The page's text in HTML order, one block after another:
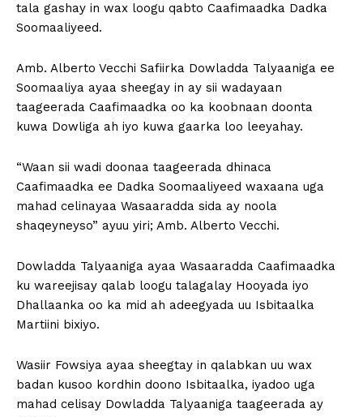
tala gashay in wax loogu qabto Caafimaadka Dadka
Soomaaliyeed.
Amb. Alberto Vecchi Safiirka Dowladda Talyaaniga ee
Soomaaliya ayaa sheegay in ay sii wadayaan
taageerada Caafimaadka oo ka koobnaan doonta
kuwa Dowliga ah iyo kuwa gaarka loo leeyahay.
“Waan sii wadi doonaa taageerada dhinaca
Caafimaadka ee Dadka Soomaaliyeed waxaana uga
mahad celinayaa Wasaaradda sida ay noola
shaqeyneyso” ayuu yiri; Amb. Alberto Vecchi.
Dowladda Talyaaniga ayaa Wasaaradda Caafimaadka
ku wareejisay qalab loogu talagalay Hooyada iyo
Dhallaanka oo ka mid ah adeegyada uu Isbitaalka
Martiini bixiyo.
Wasiir Fowsiya ayaa sheegtay in qalabkan uu wax
badan kusoo kordhin doono Isbitaalka, iyadoo uga
mahad celisay Dowladda Talyaaniga taageerada ay